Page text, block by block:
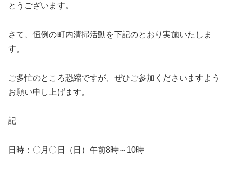
とうございます。
さて、恒例の町内清掃活動を下記のとおり実施いたしま
す。
ご多忙のところ恐縮ですが、ぜひご参加くださいますよう
お願い申し上げます。
記
日時：〇月〇日（日）午前8時～10時